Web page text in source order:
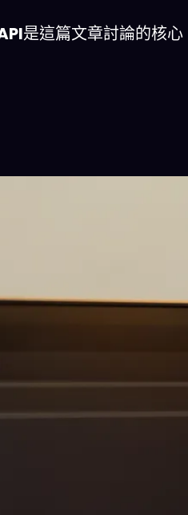
是這篇文章討論的核心